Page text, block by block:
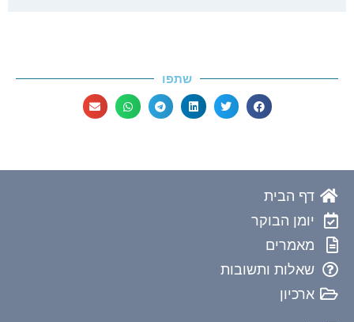
שתפו
דף הבית
יומן הבוקר
מאמרים
שאלות ותשובות
ארכיון